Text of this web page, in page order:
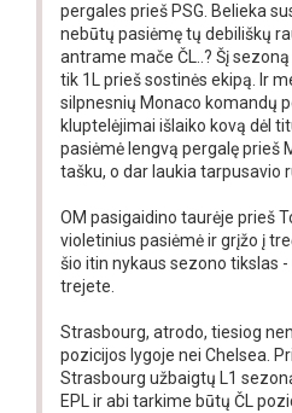
pergales prieš PSG. Belieka
nebūtų pasiėmę tų debiliškų
antrame mače ČL..? Šį
tik 1L prieš sostinės ekipą. Ir
silpnesnių Monaco komandų
kluptelėjimai išlaiko kovą dėl
pasiėmė lengvą pergalę prieš
tašku, o dar laukia tarpusavio
OM pasigaidino taurėje prieš
violetinius pasiėmė ir grįžo į
šio itin nykaus sezono tikslas
trejete.
Strasbourg, atrodo, tiesiog
pozicijos lygoje nei Chelsea.
Strasbourg užbaigtų L1
EPL ir abi tarkime būtų ČL